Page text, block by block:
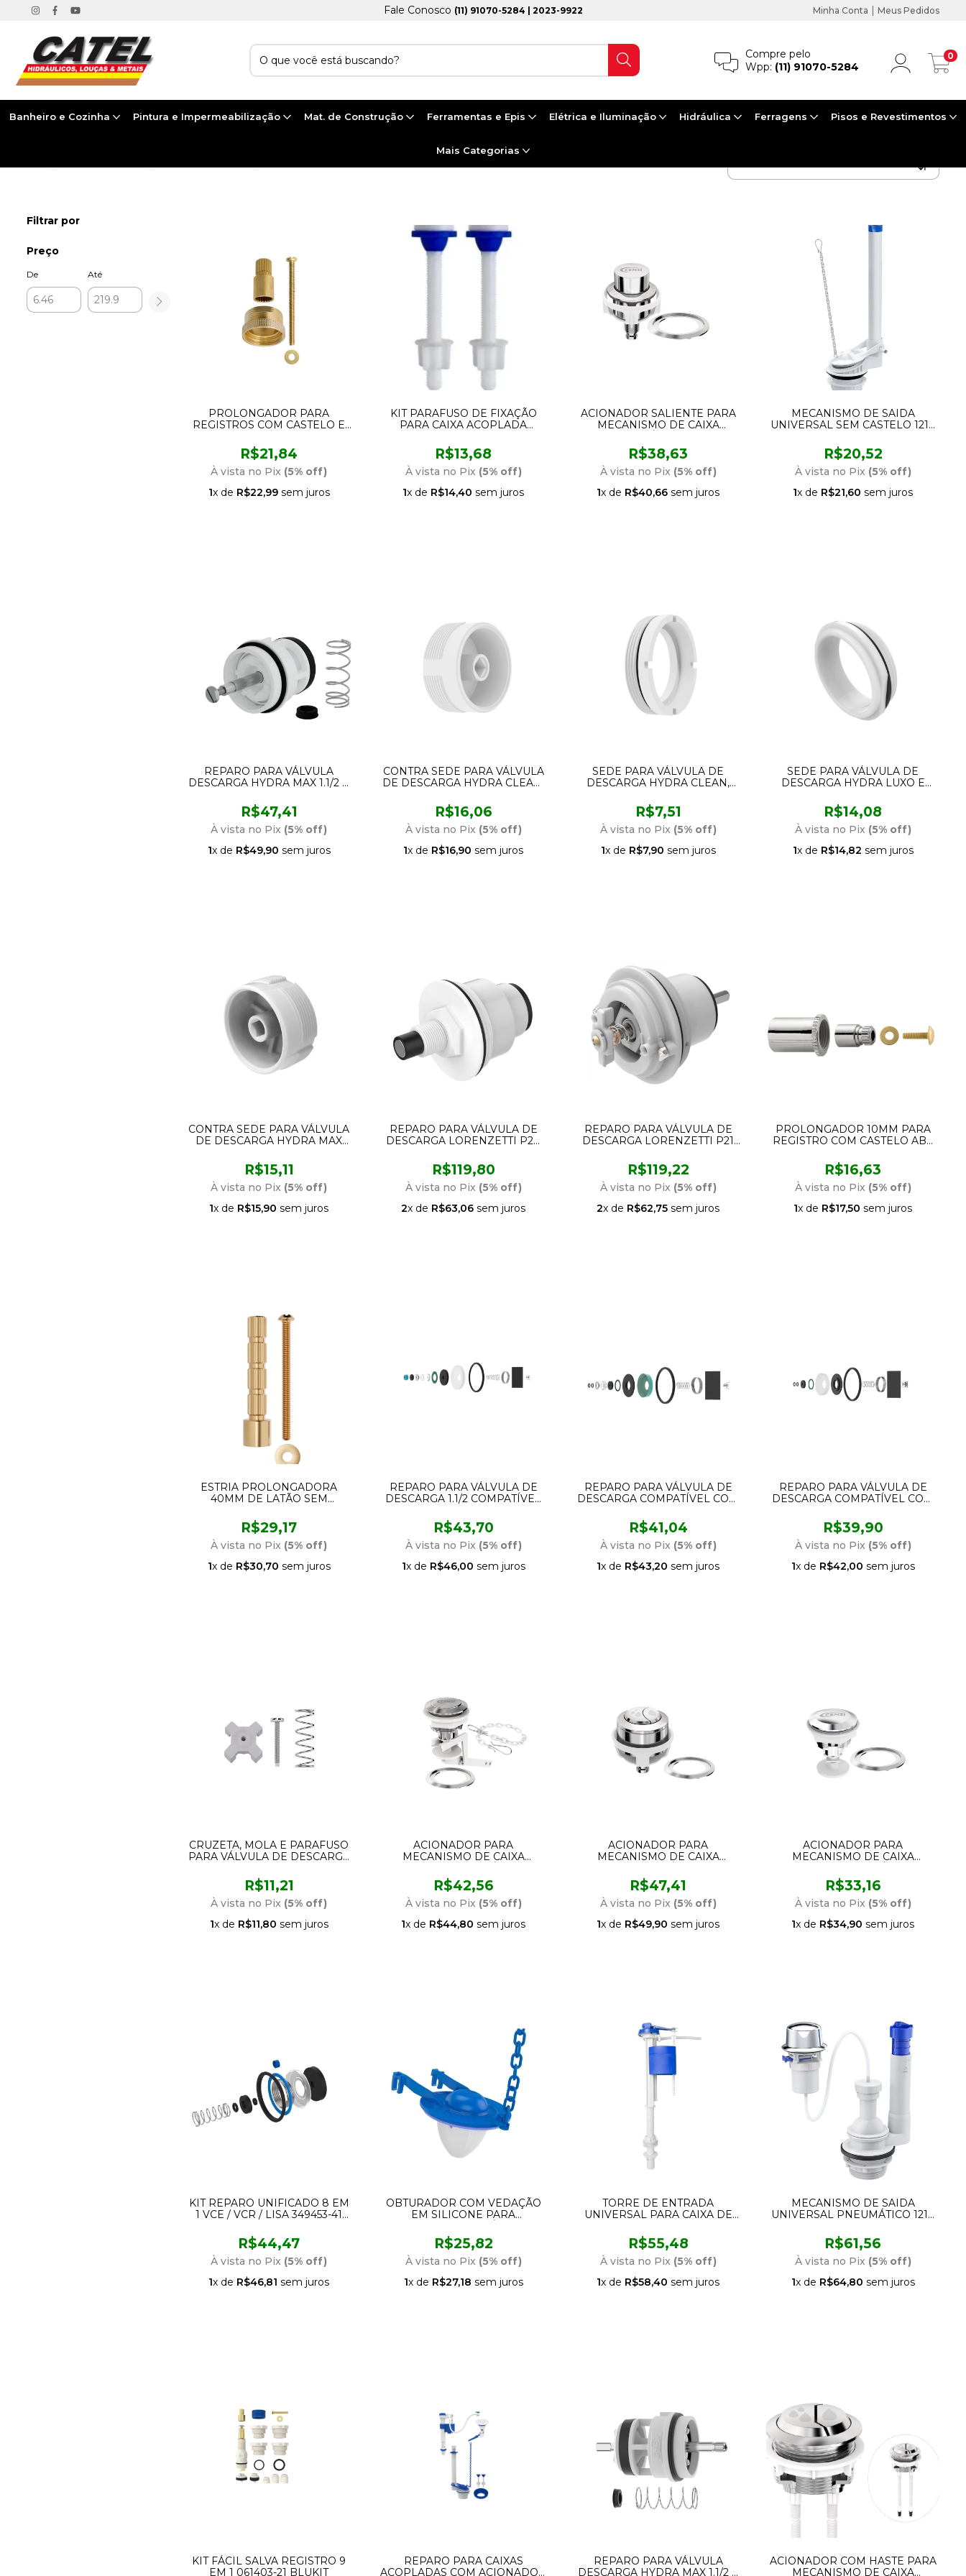
Fale Conosco (11) 91070-5284 | 2023-9922 Minha Conta | Meus Pedidos
Compre pelo
Wpp: (11) 91070-5284
0
Banheiro e Cozinha Pintura e Impermeabilização Mat. de Construção Ferramentas e Epis Elétrica e Iluminação Hidráulica Ferragens Pisos e Revestimentos
Mais Categorias
Filtrar por
Preço
De Até
PROLONGADOR PARA
REGISTROS COM CASTELO E
DOCOL 161601-21 BLUKIT
R$21,84
À vista no Pix (5% off)
1x de R$22,99sem juros
KIT PARAFUSO DE FIXAÇÃO
PARA CAIXA ACOPLADA
R$13,68
À vista no Pix (5% off)
1x de R$14,40 sem juros
ACIONADOR SALIENTE PARA
MECANISMO DE CAIXA
SUPERIOR 9561 CENSI
R$38,63
À vista no Pix (5% off)
1x de R$40,66 sem juros
MECANISMO DE SAIDA
UNIVERSAL SEM CASTELO 1217
R$20,52
À vista no Pix (5% off)
1x de R$21,60 sem juros
REPARO PARA VÁLVULA
DESCARGA HYDRA MAX 1.1/2 E
R$47,41
À vista no Pix (5% off)
1x de R$49,90 sem juros
CONTRA SEDE PARA VÁLVULA
DE DESCARGA HYDRA CLEAN,
CENSI 1519
R$16,06
À vista no Pix (5% off)
1x de R$16,90 sem juros
SEDE PARA VÁLVULA DE
DESCARGA HYDRA CLEAN,
CENSI 1518
R$7,51
À vista no Pix (5% off)
1x de R$7,90 sem juros
SEDE PARA VÁLVULA DE
DESCARGA HYDRA LUXO E
PRESSÃO 349484-41 BLUKIT
R$14,08
À vista no Pix (5% off)
1x de R$14,82 sem juros
CONTRA SEDE PARA VÁLVULA
DE DESCARGA HYDRA MAX
R$15,11
À vista no Pix (5% off)
1x de R$15,90 sem juros
REPARO PARA VÁLVULA DE
DESCARGA LORENZETTI P20
R$119,80
À vista no Pix (5% off)
2x de R$63,06 sem juros
REPARO PARA VÁLVULA DE
DESCARGA LORENZETTI P21
R$119,22
À vista no Pix (5% off)
2x de R$62,75 sem juros
PROLONGADOR 10MM PARA
REGISTRO COM CASTELO ABS
DECA 160104-21 BLUKIT
R$16,63
À vista no Pix (5% off)
1x de R$17,50 sem juros
ESTRIA PROLONGADORA
40MM DE LATÃO SEM
R$29,17
À vista no Pix (5% off)
1x de R$30,70 sem juros
REPARO PARA VÁLVULA DE
DESCARGA 1.1/2 COMPATÍVEL
1090
R$43,70
À vista no Pix (5% off)
1x de R$46,00 sem juros
REPARO PARA VÁLVULA DE
DESCARGA COMPATÍVEL COM
CENSI 1092
R$41,04
À vista no Pix (5% off)
1x de R$43,20 sem juros
REPARO PARA VÁLVULA DE
DESCARGA COMPATÍVEL COM
CENSI 1091
R$39,90
À vista no Pix (5% off)
1x de R$42,00 sem juros
CRUZETA, MOLA E PARAFUSO
PARA VÁLVULA DE DESCARGA
E PRO CENSI 1330
R$11,21
À vista no Pix (5% off)
1x de R$11,80 sem juros
ACIONADOR PARA
MECANISMO DE CAIXA
CONVENCIONAL SUPERIOR 2
EM 1 CENSI 9570
R$42,56
À vista no Pix (5% off)
1x de R$44,80 sem juros
ACIONADOR PARA
MECANISMO DE CAIXA
FLUSH CENSI E DECA
SUPERIOR LATERAL OU
FRONTAL 9564 CENSI
R$47,41
À vista no Pix (5% off)
1x de R$49,90 sem juros
ACIONADOR PARA
MECANISMO DE CAIXA
CONVENCIONAL SUPERIOR
9515 CENSI
R$33,16
À vista no Pix (5% off)
1x de R$34,90 sem juros
KIT REPARO UNIFICADO 8 EM
1 VCE / VCR / LISA 349453-41
R$44,47
À vista no Pix (5% off)
1x de R$46,81 sem juros
OBTURADOR COM VEDAÇÃO
EM SILICONE PARA
CORENTE 340283-21 BLUKIT
R$25,82
À vista no Pix (5% off)
1x de R$27,18 sem juros
TORRE DE ENTRADA
UNIVERSAL PARA CAIXA DE
R$55,48
À vista no Pix (5% off)
1x de R$58,40 sem juros
MECANISMO DE SAIDA
UNIVERSAL PNEUMÁTICO 1219
R$61,56
À vista no Pix (5% off)
1x de R$64,80 sem juros
KIT FÁCIL SALVA REGISTRO 9
EM 1 061403-21 BLUKIT
REPARO PARA CAIXAS
ACOPLADAS COM ACIONADOR
REPARO PARA VÁLVULA
DESCARGA HYDRA MAX 1.1/2 E
ACIONADOR COM HASTE PARA
MECANISMO DE CAIXA